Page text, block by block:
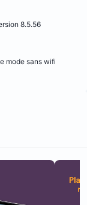
8.5.56
mode sans wifi